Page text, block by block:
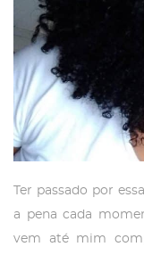
Ter passado por
a pena cada
vem até mim